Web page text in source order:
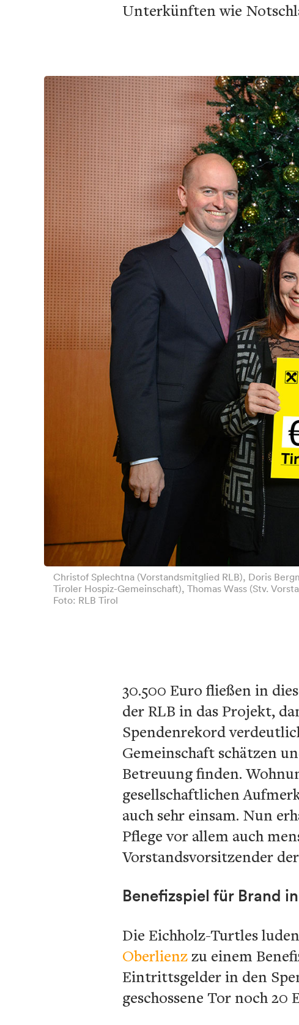
Unterkünften wie
Christof Splechtna (Vorstandsmitglied RLB), Doris
Tiroler Hospiz-Gemeinschaft), Thomas Wass (Stv.
Foto: RLB Tirol
30.500 Euro fließen in
der RLB in das Projekt,
Spendenrekord
Gemeinschaft schätzen
Betreuung finden.
gesellschaftlichen
auch sehr einsam. Nun
Pflege vor allem auch
Vorstandsvorsitzender
Benefizspiel für Brand
Die Eichholz-Turtles
Oberlienzzu einem
Eintrittsgelder in den
geschossene Tor noch 20